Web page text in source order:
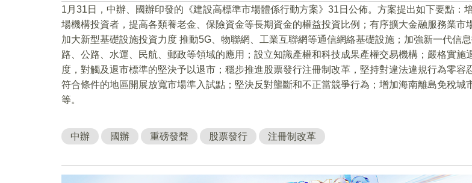
1月31日，中辦、國辦印發的《建設高標準市場體係行動方案》31日公佈。方案提出如下要點：
場機構投資者，提高各類養老金、保險資金等長期資金的權益投資比例；有序擴大金融服務業市
加大新型基礎設施投資力度 推動5G、物聯網、工業互聯網等通信網絡基礎設施；加強新一代信
路、公路、水運、民航、郵政等領域的應用；設立知識產權和科技成果產權交易機構；嚴格實施
度，對觸及退市標準的堅決予以退市；穩步推進股票發行注冊制改革，堅持對違法違規行為零容
符合條件的地區開展放寬市場準入試點；堅決反對壟斷和不正當競爭行為；增加海南離島免稅城
等。
中辦 國辦 重磅發聲 股票發行 注冊制改革